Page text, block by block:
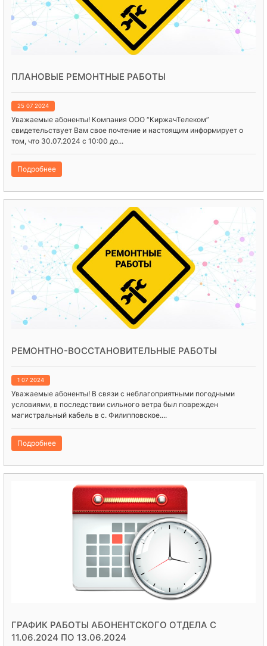
ПЛАНОВЫЕ РЕМОНТНЫЕ РАБОТЫ
25 07 2024
Уважаемые абоненты! Компания ООО “КиржачТелеком”
свидетельствует Вам свое почтение и настоящим информирует о
том, что 30.07.2024 с 10:00 до...
Подробнее
РЕМОНТНО-ВОССТАНОВИТЕЛЬНЫЕ РАБОТЫ
1 07 2024
Уважаемые абоненты! В связи с неблагоприятными погодными
условиями, в последствии сильного ветра был поврежден
магистральный кабель в с. Филипповское....
Подробнее
ГРАФИК РАБОТЫ АБОНЕНТСКОГО ОТДЕЛА С
11.06.2024 ПО 13.06.2024